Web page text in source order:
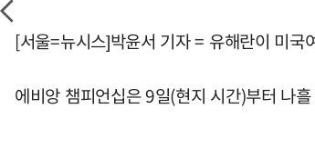
[서울=뉴시스]박윤서 기자 = 유해란이 미
에비앙 챔피언십은 9일(현지 시간)부터 나